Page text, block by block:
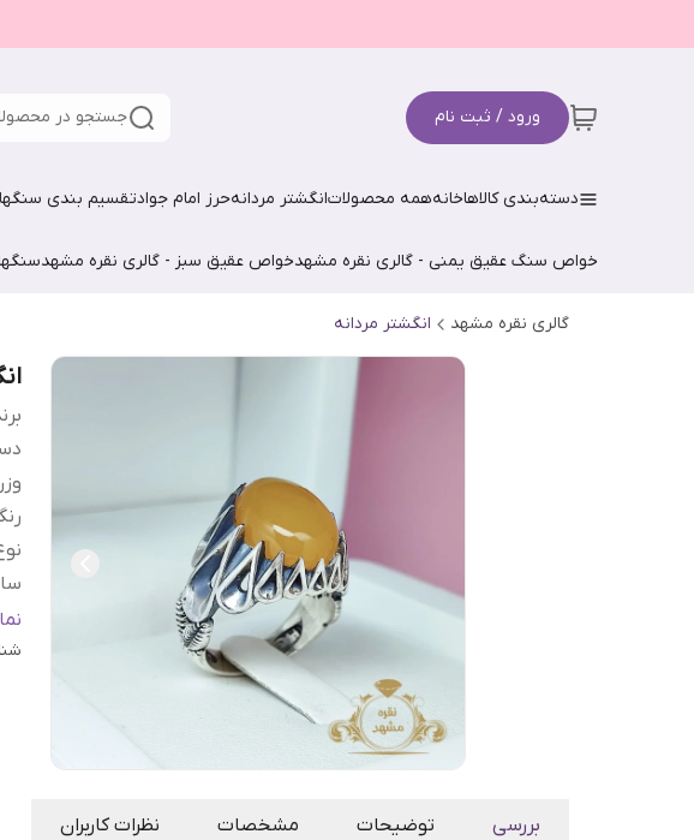
ورود / ثبت نام جستجو در
دسته‌بندی کالاهاخانههمه محصولاتانگشتر مردانهحرز امام جوادتقسیم بندی
خواص سنگ عقیق یمنی - گالری نقره مشهدخواص عقیق سبز - گالری نقره مشهد
گالری نقره مشهد انگشتر مردانه
بررسی توضیحات مشخصات نظرات کاربران